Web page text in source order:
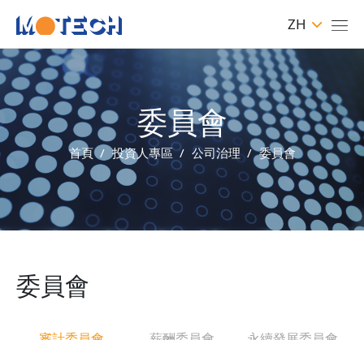
ZH
委員會
首頁 投資人專區 公司治理 委員會
委員會